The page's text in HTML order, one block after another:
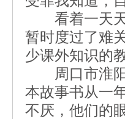
看着一天天
暂时度过了难
少课外知识的
周口市淮阳
本故事书从一
不厌，他们的